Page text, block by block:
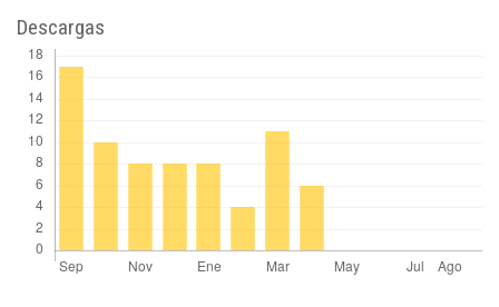
Descargas